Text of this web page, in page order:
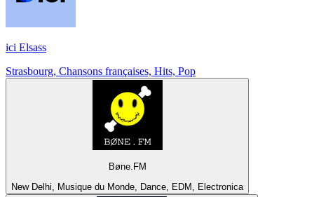
ici Elsass
Strasbourg, Chansons françaises, Hits, Pop
Bøne.FM
New Delhi, Musique du Monde, Dance, EDM, Electronica